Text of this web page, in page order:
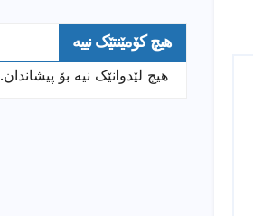
هیچ کۆمێنتێک نییە
هیچ لێدوانێک نیە بۆ پیشاندان.